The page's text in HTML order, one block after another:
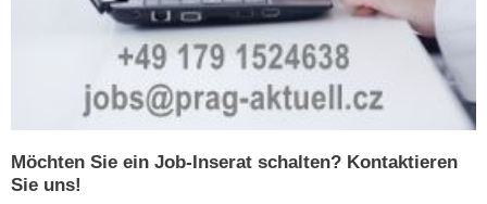
Möchten Sie ein Job-Inserat schalten? Kontaktieren
Sie uns!